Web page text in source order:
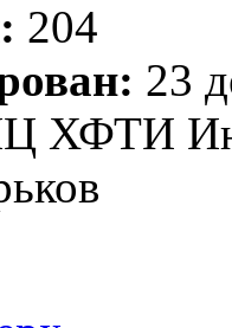
204
23
ХФТИ